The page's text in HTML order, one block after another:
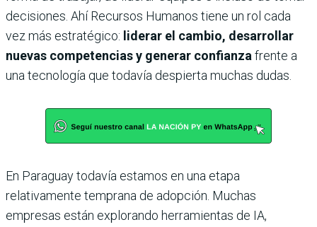
decisiones. Ahí Recursos Humanos tiene un rol cada
vez más estratégico: liderar el cambio, desarrollar
nuevas competencias y generar confianzafrente a
una tecnología que todavía despierta muchas dudas.
En Paraguay todavía estamos en una etapa
relativamente temprana de adopción. Muchas
empresas están explorando herramientas de IA,